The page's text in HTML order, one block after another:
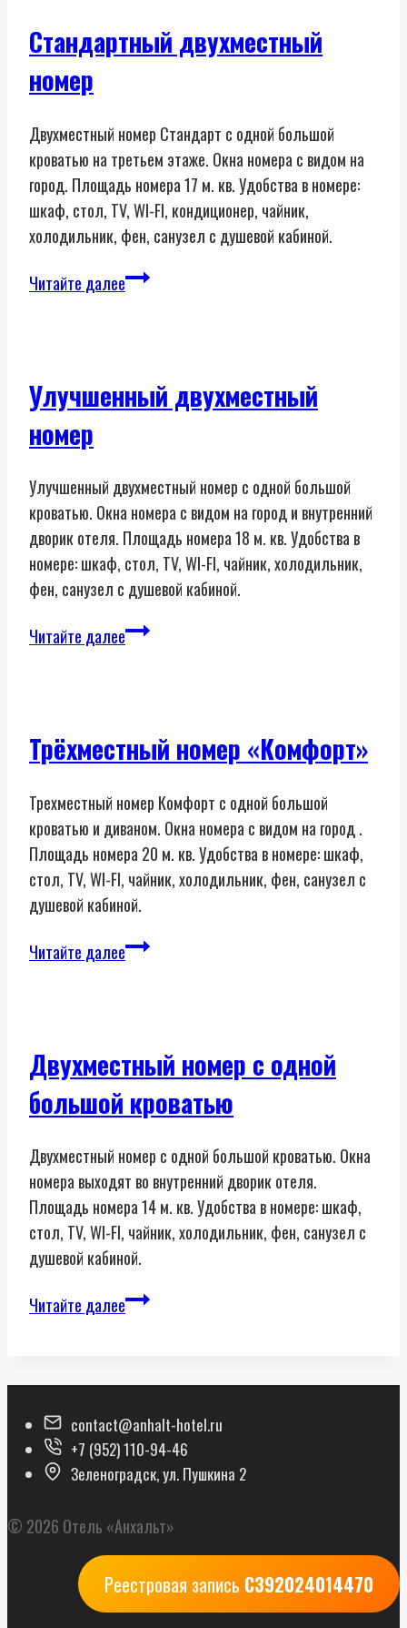
кроватью
маленькими
Стандартный двухместный
номер
Двухместный номер Стандарт с одной большой
кроватью на третьем этаже. Окна номера с видом на
город. Площадь номера 17 м. кв. Удобства в номере:
шкаф, стол, TV, WI-FI, кондиционер, чайник,
холодильник, фен, санузел с душевой кабиной.
Читайте далееСтандартный
Улучшенный двухместный
номер
Улучшенный двухместный номер с одной большой
кроватью. Окна номера с видом на город и внутренний
дворик отеля. Площадь номера 18 м. кв. Удобства в
номере: шкаф, стол, TV, WI-FI, чайник, холодильник,
фен, санузел с душевой кабиной.
Читайте далееУлучшенный
Трёхместный номер «Комфорт»
Трехместный номер Комфорт с одной большой
кроватью и диваном. Окна номера с видом на город .
Площадь номера 20 м. кв. Удобства в номере: шкаф,
стол, TV, WI-FI, чайник, холодильник, фен, санузел с
душевой кабиной.
Читайте далееТрёхместный
Двухместный номер с одной
большой кроватью
Двухместный номер с одной большой кроватью. Окна
номера выходят во внутренний дворик отеля.
Площадь номера 14 м. кв. Удобства в номере: шкаф,
стол, TV, WI-FI, чайник, холодильник, фен, санузел с
душевой кабиной.
Читайте далееДвухместный
кроватью
contact@anhalt-hotel.ru
+7 (952) 110-94-46
Зеленоградск, ул. Пушкина 2
© 2026 Отель «Анхальт»
Реестровая запись С392024014470